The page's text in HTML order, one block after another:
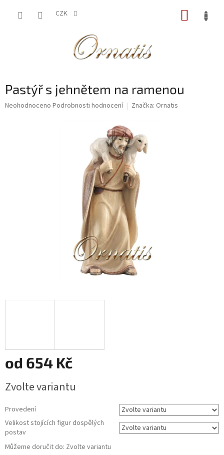
CZK
Pastýř s jehnětem na ramenou
Průměrné
Neohodnoceno Podrobnosti hodnocení Značka: Ornatis
od 654 Kč
cena:
Zvolte variantu
Provedení
Velikost stojících figur dospělých
postav
Můžeme doručit do: Zvolte variantu